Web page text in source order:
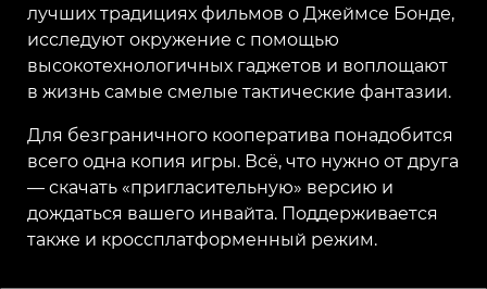
лучших традициях фильмов о Джеймсе Бонде,
исследуют окружение с помощью
высокотехнологичных гаджетов и воплощают
в жизнь самые смелые тактические фантазии.
Для безграничного кооператива понадобится
всего одна копия игры. Всё, что нужно от друга
— скачать «пригласительную» версию и
дождаться вашего инвайта. Поддерживается
также и кроссплатформенный режим.